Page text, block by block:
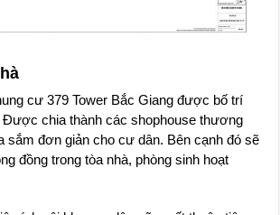
cư 379 Tower Bắc Giang được bố trí
Được chia thành các shophouse thương
sắm đơn giản cho cư dân. Bên cạnh đó sẽ
đồng trong tòa nhà, phòng sinh hoạt